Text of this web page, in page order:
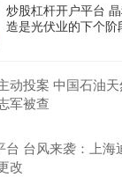
炒股杠杆开户平台
造是光伏业的下个阶
动投案 中国石油
军被查
台 台风来袭：上海
改